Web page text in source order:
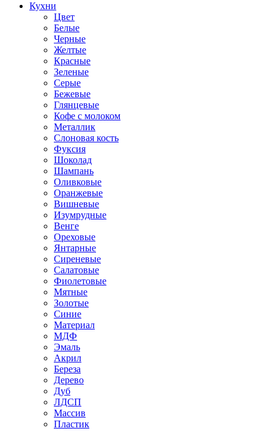
Кухни
Цвет
Белые
Черные
Желтые
Красные
Зеленые
Серые
Бежевые
Глянцевые
Кофе с молоком
Металлик
Слоновая кость
Фуксия
Шоколад
Шампань
Оливковые
Оранжевые
Вишневые
Изумрудные
Венге
Ореховые
Янтарные
Сиреневые
Салатовые
Фиолетовые
Мятные
Золотые
Синие
Материал
МДФ
Эмаль
Акрил
Береза
Дерево
Дуб
ЛДСП
Массив
Пластик